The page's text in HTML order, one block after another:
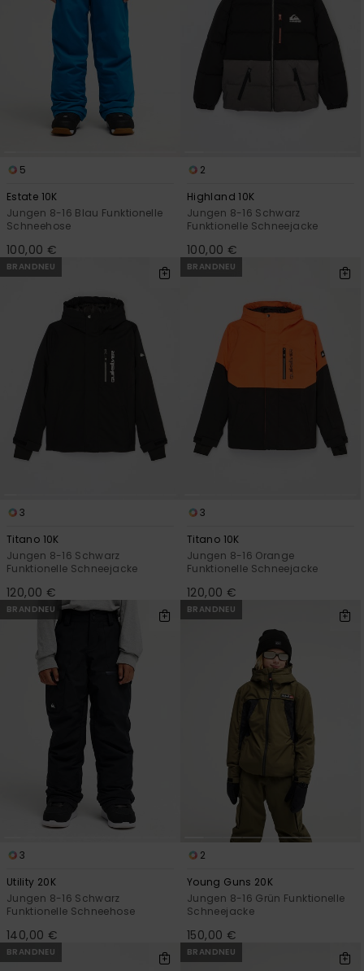
5
Estate 10K
Jungen 8-16 Blau Funktionelle
Schneehose
100,00 €
2
Highland 10K
Jungen 8-16 Schwarz
Funktionelle Schneejacke
100,00 €
BRANDNEU
3
Titano 10K
Jungen 8-16 Schwarz
Funktionelle Schneejacke
120,00 €
BRANDNEU
3
Titano 10K
Jungen 8-16 Orange
Funktionelle Schneejacke
120,00 €
BRANDNEU
3
Utility 20K
Jungen 8-16 Schwarz
Funktionelle Schneehose
140,00 €
BRANDNEU
2
Young Guns 20K
Jungen 8-16 Grün Funktionelle
Schneejacke
150,00 €
BRANDNEU BRANDNEU